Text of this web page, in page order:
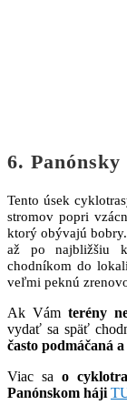
6.
Tento úsek
stromov popri
ktorý obývajú
až po najbližšiu
chodníkom do
veľmi peknú
Ak Vám terény
vydať sa späť
často podmáčaná
Viac sao
Panónskom háji